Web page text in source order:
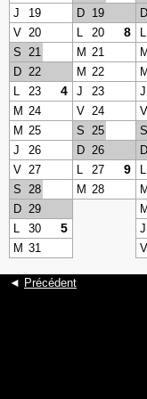
J
19 D 19 D
V 20 L 20 8 L
S 21 M 21 M
D 22 M 22 M
L
23 4 J 23 J
M 24 V 24 V
M 25 S 25 S
J
26 D 26 D
V 27 L 27 9 L
S 28 M 28 M
D 29 M
L
30 5 J
M 31 V
◄ Précédent